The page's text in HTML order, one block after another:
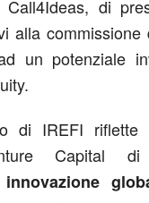
Call4Ideas, di
alla commissione
un potenziale
di IREFI
Capital